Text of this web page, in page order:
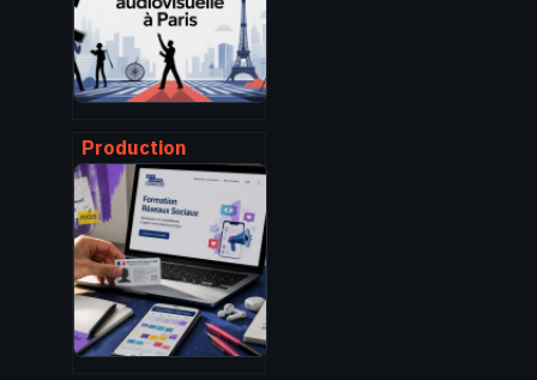
Production
audiovisuelle paris
: choisir le bon
partenaire pour
vos projets